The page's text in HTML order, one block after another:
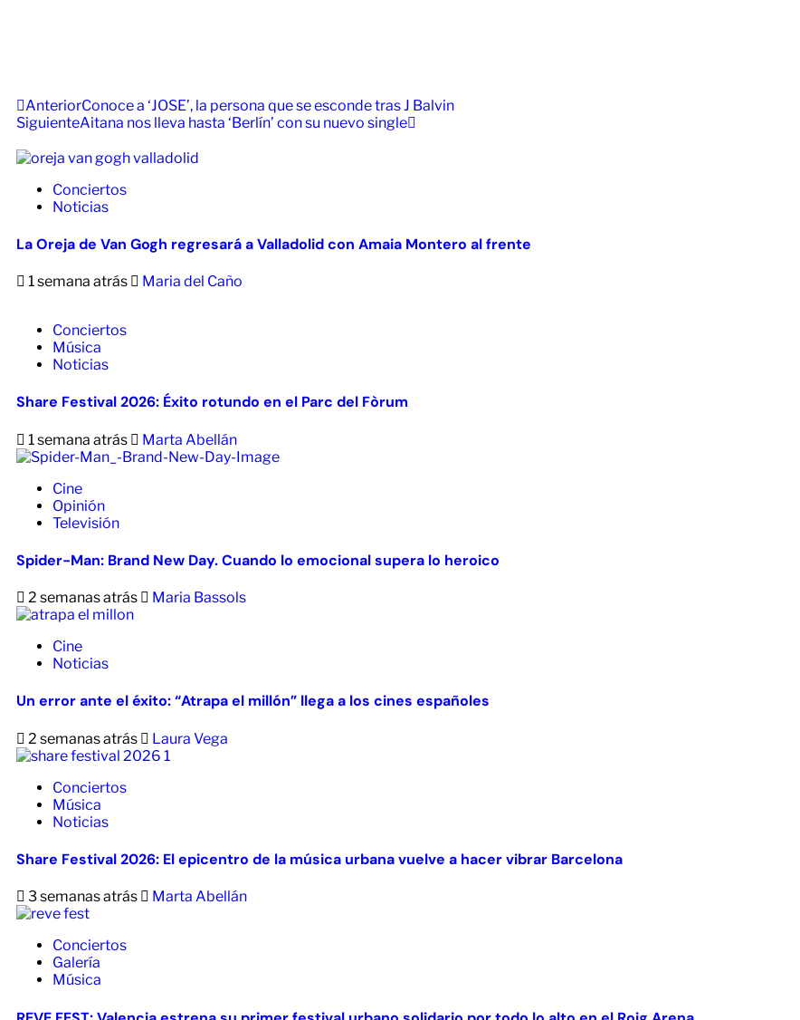
AnteriorConoce a ‘JOSE’, la persona que se esconde tras J Balvin
SiguienteAitana nos lleva hasta ‘Berlín’ con su nuevo single
Conciertos
Noticias
La Oreja de Van Gogh regresará a Valladolid con Amaia Montero al frente
1 semana atrás Maria del Caño
Conciertos
Música
Noticias
Share Festival 2026: Éxito rotundo en el Parc del Fòrum
1 semana atrás Marta Abellán
Cine
Opinión
Televisión
Spider-Man: Brand New Day. Cuando lo emocional supera lo heroico
2 semanas atrás Maria Bassols
Cine
Noticias
Un error ante el éxito: “Atrapa el millón” llega a los cines españoles
2 semanas atrás Laura Vega
Conciertos
Música
Noticias
Share Festival 2026: El epicentro de la música urbana vuelve a hacer vibrar Barcelona
3 semanas atrás Marta Abellán
Conciertos
Galería
Música